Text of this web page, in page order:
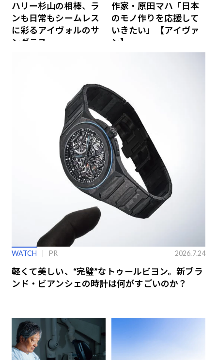
ハリー杉山の相棒、ラ
ンも日常もシームレス
に彩るアイヴォルのサ
ングラス
作家・原田マハ「日本
のモノ作りを応援して
いきたい」【アイヴァ
ン】
WATCH PR 2026.7.24
軽くて美しい、“完璧”なトゥールビヨン。新ブラ
ンド・ビアンシェの時計は何がすごいのか？